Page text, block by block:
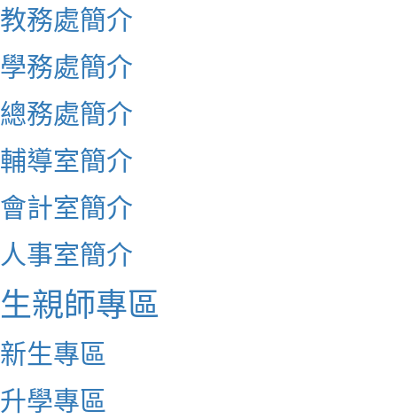
教務處簡介
學務處簡介
總務處簡介
輔導室簡介
會計室簡介
人事室簡介
生親師專區
新生專區
升學專區